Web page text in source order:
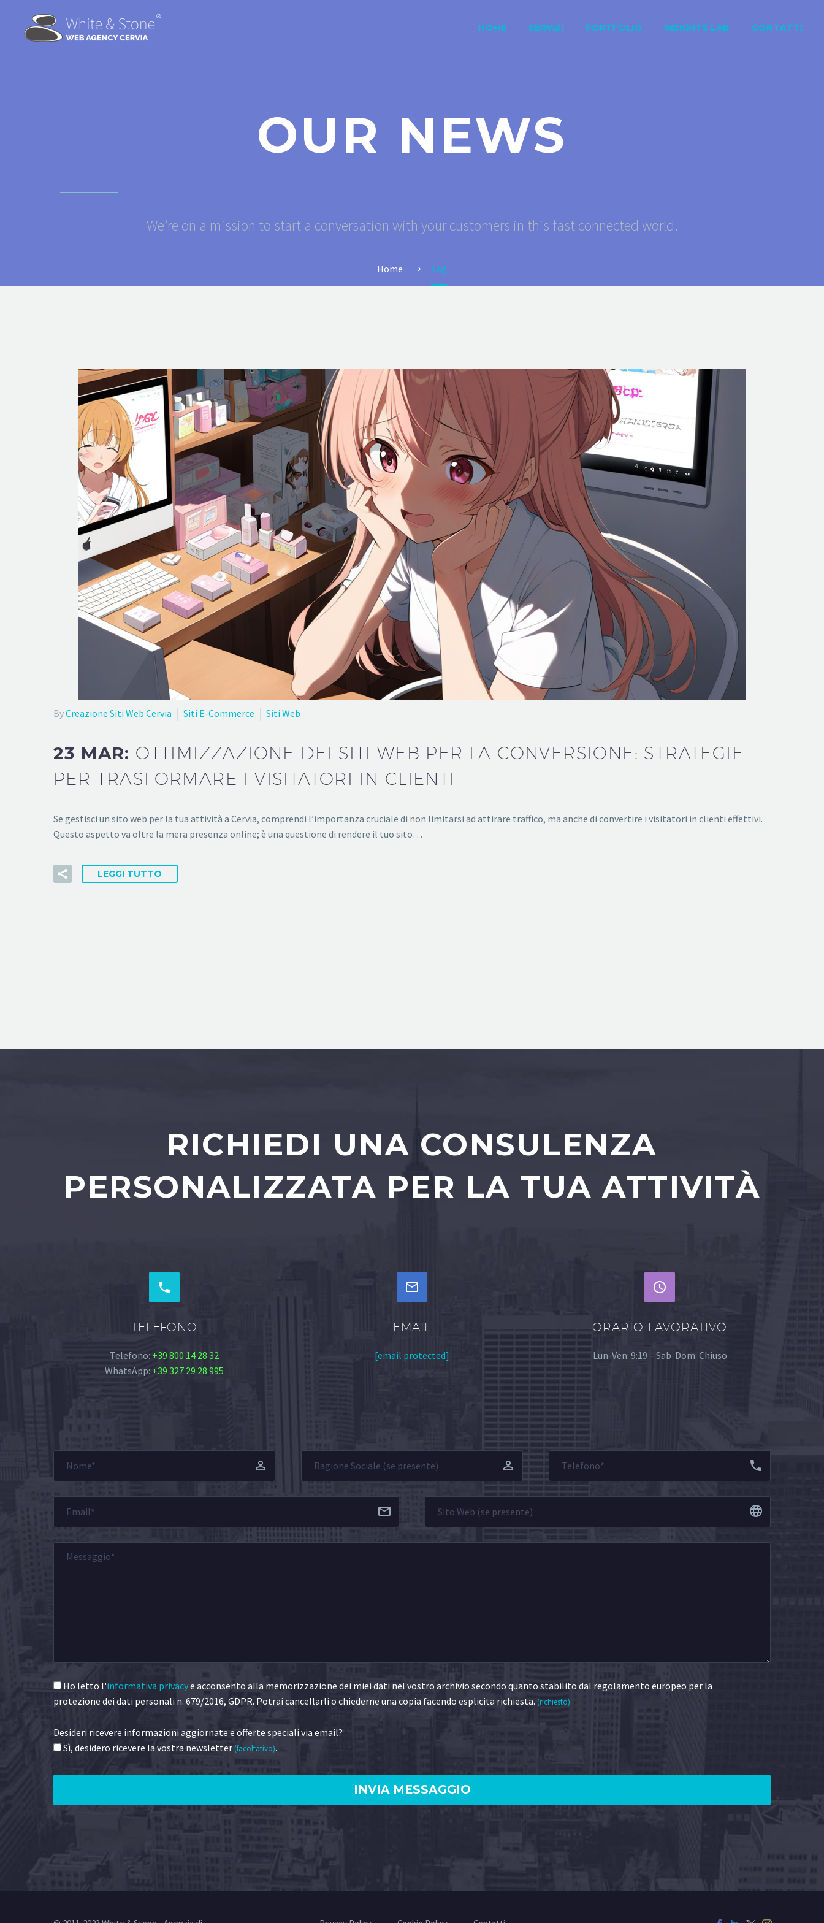
HOME SERVIZI PORTFOLIO INSIGHTS LAB CONTATTI
OUR NEWS
We’re on a mission to start a conversation with your customers in this fast connected world.
Home Tag
ByCreazione Siti Web Cervia Siti E-Commerce Siti Web
23 MAR: OTTIMIZZAZIONE DEI SITI WEB PER LA CONVERSIONE: STRATEGIE
PER TRASFORMARE I VISITATORI IN CLIENTI
Se gestisci un sito web per la tua attività a Cervia, comprendi l’importanza cruciale di non limitarsi ad attirare traffico, ma anche di convertire i visitatori in clienti effettivi.
Questo aspetto va oltre la mera presenza online; è una questione di rendere il tuo sito…
LEGGI TUTTO
RICHIEDI UNA CONSULENZA
PERSONALIZZATA PER LA TUA ATTIVITÀ


TELEFONO
Telefono: +39 800 14 28 32
WhatsApp: +39 327 29 28 995


EMAIL
[email protected]


ORARIO LAVORATIVO
Lun-Ven: 9:19 – Sab-Dom: Chiuso
Ho letto l'informativa privacye acconsento alla memorizzazione dei miei dati nel vostro archivio secondo quanto stabilito dal regolamento europeo per la
protezione dei dati personali n. 679/2016, GDPR. Potrai cancellarli o chiederne una copia facendo esplicita richiesta. (richiesto)
Desideri ricevere informazioni aggiornate e offerte speciali via email?
Sì, desidero ricevere la vostra newsletter(facoltativo).